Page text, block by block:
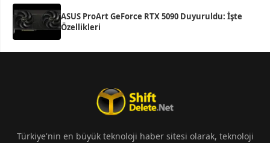
ASUS ProArt GeForce RTX 5090 Duyuruldu: İşte
Özellikleri
Türkiye'nin en büyük teknoloji haber sitesi olarak, teknoloji